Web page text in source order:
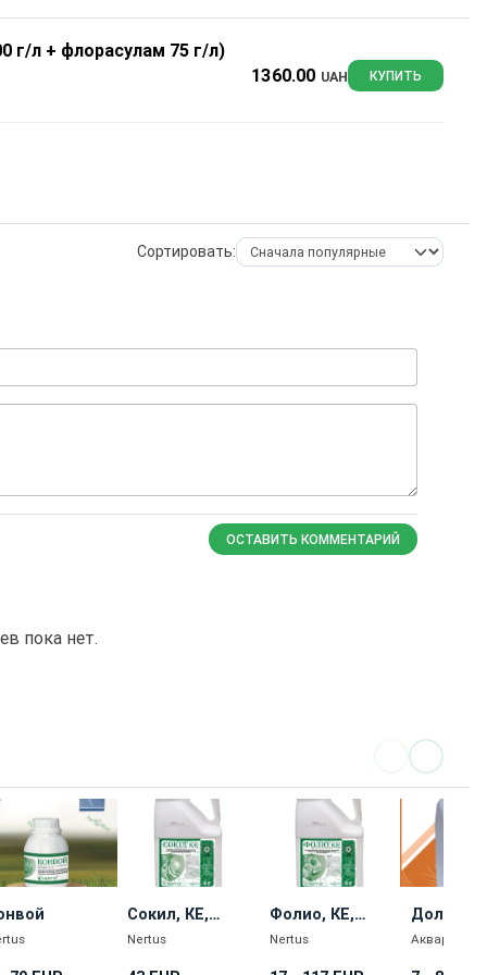
г/л + флорасулам 75 г/л)
1360.00 UAH КУПИТЬ
Сортировать:
ОСТАВИТЬ КОММЕНТАРИЙ
пока нет.
Сокил, КЕ,
гербицид
Nertus
Фолио, КЕ,
гербицид
Nertus
Доля, КЕ,
Акваріус і К